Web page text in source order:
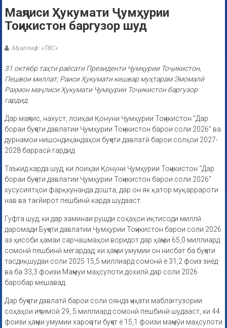
Маҷлиси Ҳукумати Ҷумҳурии
Тоҷикистон баргузор шуд
Муаллиф: «ТВС»
31 октябр таҳти раёсати Президенти Ҷумҳурии Тоҷикистон,
Пешвои миллат, Раиси Ҳукумати кишвар муҳтарам Эмомалӣ
Раҳмон маҷлиси Ҳукумати Ҷумҳурии Тоҷикистон баргузор
гардид.
Дар маҷлис, нахуст, лоиҳаи Қонуни Ҷумҳурии Тоҷикистон “Дар
бораи буҷети давлатии Ҷумҳурии Тоҷикистон барои соли 2026” ва
дурнамои нишондиҳандаҳои буҷети давлатӣ барои солҳои 2027-
2028 баррасӣ гардид.
Таъкид карда шуд, ки лоиҳаи Қонуни Ҷумҳурии Тоҷикистон “Дар
бораи буҷети давлатии Ҷумҳурии Тоҷикистон барои соли 2026”
хусусиятҳои фарқкунанда дошта, дар он як қатор муқаррароти
нав ва тағйирот пешбинӣ карда шудааст.
Гуфта шуд, ки дар заминаи рушди соҳаҳои иқтисоди миллӣ
даромади Буҷети давлатии Ҷумҳурии Тоҷикистон барои соли 2026
аз ҳисоби ҳамаи сарчашмаҳои воридот дар ҳаҷми 65,0 миллиард
сомонӣ пешбинӣ мегардад, ки ҳаҷми умумии он нисбат ба буҷети
тасдиқшудаи соли 2025 15,5 миллиард сомонӣ ё 31,2 фоиз зиёд
ва ба 33,3 фоизи Маҷмуи маҳсулоти дохилӣ дар соли 2026
баробар мешавад.
Дар буҷети давлатӣ барои соли оянда ҷиҳати маблағгузории
соҳаҳои иҷтимоӣ 29, 5 миллиард сомонӣ пешбинӣ шудааст, ки 44
фоизи ҳаҷми умумии хароҷоти буҷет ё 15,1 фоизи маҷмӯи маҳсулоти